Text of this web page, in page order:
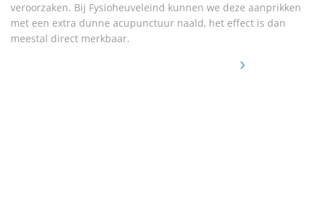
veroorzaken. Bij Fysioheuveleind kunnen we deze aanprikken
met een extra dunne acupunctuur naald, het effect is dan
meestal direct merkbaar.